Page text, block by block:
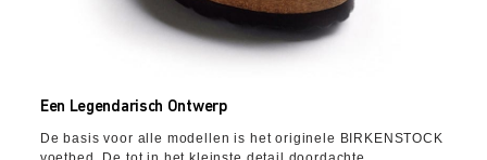
Een Legendarisch Ontwerp
De basis voor alle modellen is het originele BIRKENSTOCK